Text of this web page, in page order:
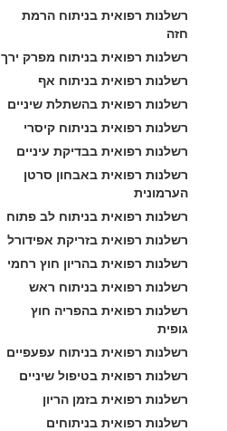
רשלנות רפואית בניתוח הרמת
חזה
רשלנות רפואית בניתוח מפרק ירך
רשלנות רפואית בניתוח אף
רשלנות רפואית בהשתלת שיניים
רשלנות רפואית בניתוח קיסרי
רשלנות רפואית בבדיקת עיניים
רשלנות רפואית באבחון סרטן
הערמונית
רשלנות רפואית בניתוח לב פתוח
רשלנות רפואית בזריקת אפידורל
רשלנות רפואית בהריון חוץ רחמי
רשלנות רפואית בניתוח ראש
רשלנות רפואית בהפריה חוץ
גופית
רשלנות רפואית בניתוח עפעפיים
רשלנות רפואית בטיפול שיניים
רשלנות רפואית בזמן הריון
רשלנות רפואית בניתוחים